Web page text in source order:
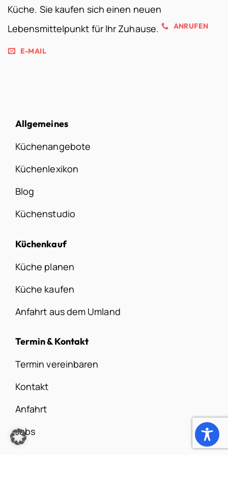
Küche. Sie kaufen sich einen neuen
Lebensmittelpunkt für Ihr Zuhause.
ANRUFEN
E-MAIL
Allgemeines
Küchenangebote
Küchenlexikon
Blog
Küchenstudio
Küchenkauf
Küche planen
Küche kaufen
Anfahrt aus dem Umland
Termin & Kontakt
Termin vereinbaren
Kontakt
Anfahrt
Jobs